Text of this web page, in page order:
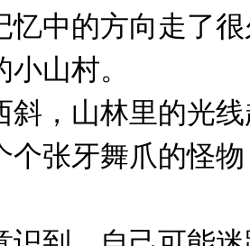
忆中的方向走了
山村。
斜，山林里的光
个张牙舞爪的怪